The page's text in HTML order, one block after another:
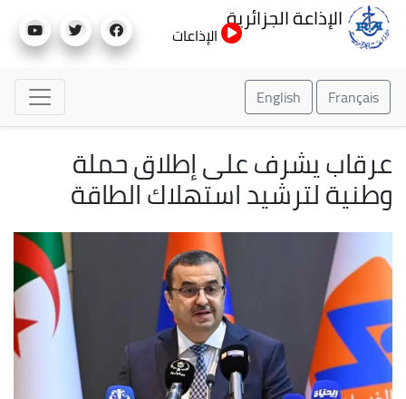
إلى
الإذاعة الجزائرية
الإذاعات
Français
English
عرقاب يشرف على إطلاق حملة
وطنية لترشيد استهلاك الطاقة